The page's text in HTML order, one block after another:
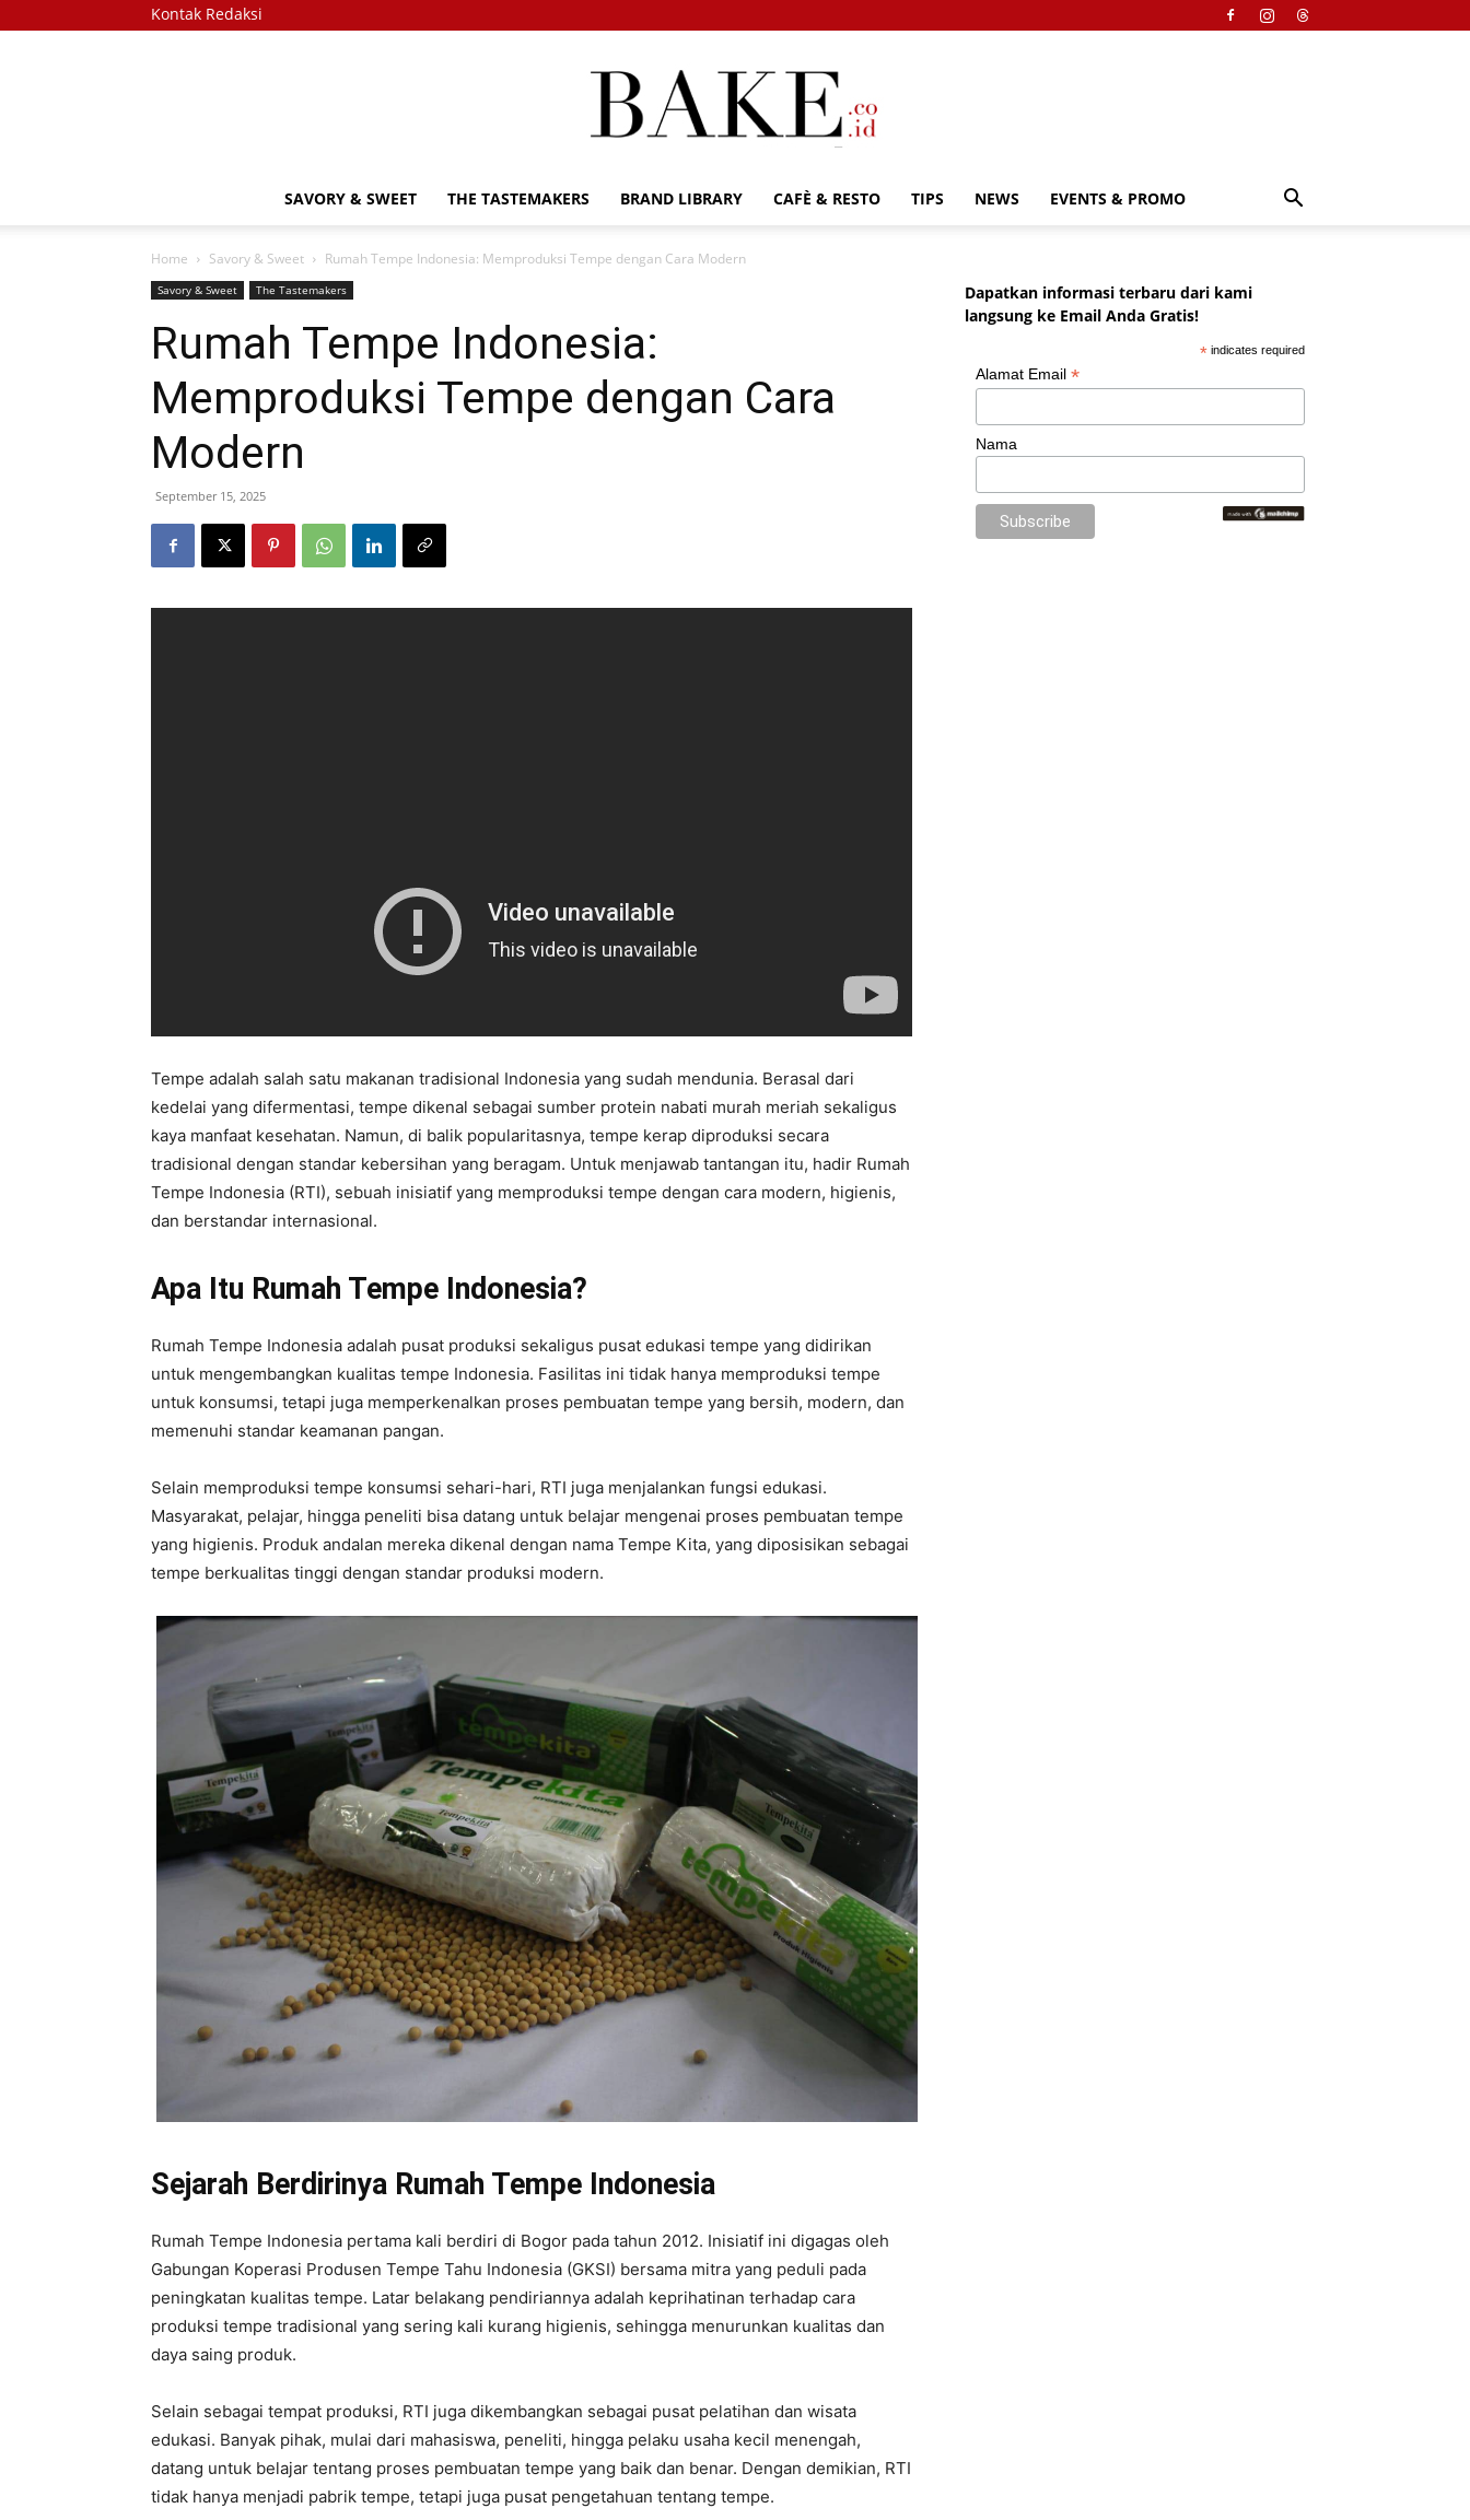
Kontak Redaksi
SAVORY & SWEET THE TASTEMAKERS BRAND LIBRARY CAFÈ & RESTO TIPS NEWS EVENTS & PROMO
Home Savory & Sweet Rumah Tempe Indonesia: Memproduksi Tempe dengan Cara Modern
Savory & Sweet The Tastemakers
Rumah Tempe Indonesia:
Memproduksi Tempe dengan Cara
Modern
September 15, 2025
Tempe adalah salah satu makanan tradisional Indonesia yang sudah mendunia. Berasal dari
kedelai yang difermentasi, tempe dikenal sebagai sumber protein nabati murah meriah sekaligus
kaya manfaat kesehatan. Namun, di balik popularitasnya, tempe kerap diproduksi secara
tradisional dengan standar kebersihan yang beragam. Untuk menjawab tantangan itu, hadir Rumah
Tempe Indonesia (RTI), sebuah inisiatif yang memproduksi tempe dengan cara modern, higienis,
dan berstandar internasional.
Apa Itu Rumah Tempe Indonesia?
Rumah Tempe Indonesia adalah pusat produksi sekaligus pusat edukasi tempe yang didirikan
untuk mengembangkan kualitas tempe Indonesia. Fasilitas ini tidak hanya memproduksi tempe
untuk konsumsi, tetapi juga memperkenalkan proses pembuatan tempe yang bersih, modern, dan
memenuhi standar keamanan pangan.
Selain memproduksi tempe konsumsi sehari-hari, RTI juga menjalankan fungsi edukasi.
Masyarakat, pelajar, hingga peneliti bisa datang untuk belajar mengenai proses pembuatan tempe
yang higienis. Produk andalan mereka dikenal dengan nama Tempe Kita, yang diposisikan sebagai
tempe berkualitas tinggi dengan standar produksi modern.
Sejarah Berdirinya Rumah Tempe Indonesia
Rumah Tempe Indonesia pertama kali berdiri di Bogor pada tahun 2012. Inisiatif ini digagas oleh
Gabungan Koperasi Produsen Tempe Tahu Indonesia (GKSI) bersama mitra yang peduli pada
peningkatan kualitas tempe. Latar belakang pendiriannya adalah keprihatinan terhadap cara
produksi tempe tradisional yang sering kali kurang higienis, sehingga menurunkan kualitas dan
daya saing produk.
Selain sebagai tempat produksi, RTI juga dikembangkan sebagai pusat pelatihan dan wisata
edukasi. Banyak pihak, mulai dari mahasiswa, peneliti, hingga pelaku usaha kecil menengah,
datang untuk belajar tentang proses pembuatan tempe yang baik dan benar. Dengan demikian, RTI
tidak hanya menjadi pabrik tempe, tetapi juga pusat pengetahuan tentang tempe.
Dapatkan informasi terbaru dari kami
langsung ke Email Anda Gratis!
* indicates required
Alamat Email *
Nama